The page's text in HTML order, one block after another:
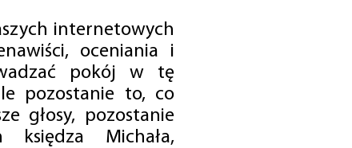
internetowych
oceniania i
pokój w tę
pozostanie to, co
głosy, pozostanie
księdza Michała,